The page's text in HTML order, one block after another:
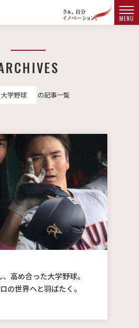
MENU
大学野球 の記事一覧
、高め合った大学野球。
の世界へと羽ばたく。